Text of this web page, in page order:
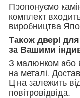
Пропонуємо
комплект
виробництва
Також двері для
за Вашими
З малюнком або
на металі.
Ціна залежить
повітровідвіда.